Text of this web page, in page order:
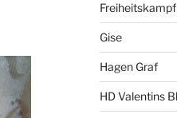
Freiheitskampf
Gise
Hagen Graf
HD Valentins